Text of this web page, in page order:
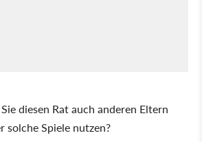
diesen Rat auch anderen Eltern
solche Spiele nutzen?